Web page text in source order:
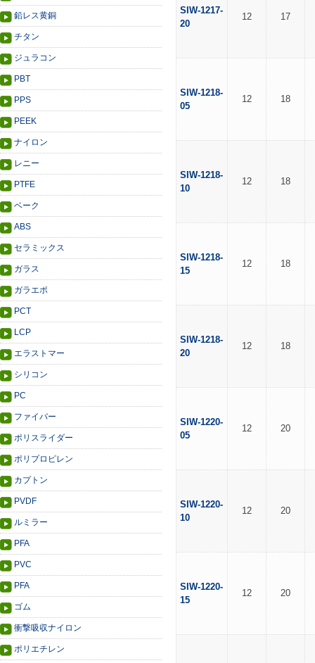
鉛レス黄銅
チタン
ジュラコン
PBT
PPS
PEEK
ナイロン
レニー
PTFE
ベーク
ABS
セラミックス
ガラス
ガラエポ
PCT
LCP
エラストマー
シリコン
PC
ファイバー
ポリスライダー
ポリプロピレン
カプトン
PVDF
ルミラー
PFA
PVC
PFA
ゴム
衝撃吸収ナイロン
ポリエチレン
SIW-1217-
20
12 17
SIW-1218-
05
12 18
SIW-1218-
10
12 18
SIW-1218-
15
12 18
SIW-1218-
20
12 18
SIW-1220-
05
12 20
SIW-1220-
10
12 20
SIW-1220-
15
12 20